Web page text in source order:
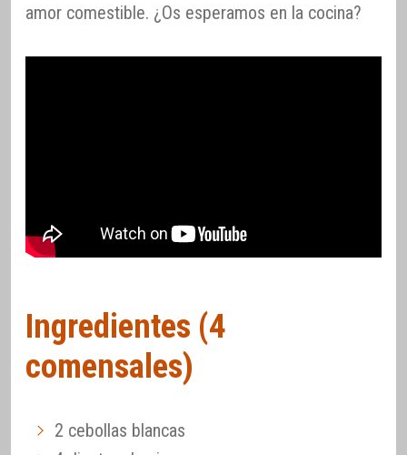
amor comestible. ¿Os esperamos en la cocina?
Ingredientes (4
comensales)
2 cebollas blancas